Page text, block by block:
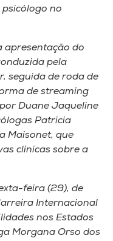
no
apresentação do
pela
seguida de roda de
de streaming
Duane Jaqueline
Patricia
Maisonet, que
clínicas sobre a
feira (29), de
Internacional
nos Estados
Morgana Orso dos